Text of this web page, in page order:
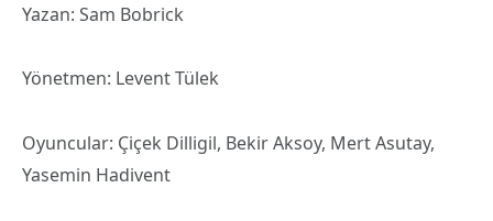
Yazan: Sam Bobrick
Yönetmen: Levent Tülek
Oyuncular: Çiçek Dilligil, Bekir Aksoy, Mert Asutay,
Yasemin Hadivent